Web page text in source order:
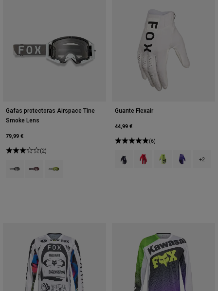
Gafas protectoras Airspace Tine
Smoke Lens
79,99 €
(2)
Product swatch type of Rojo arándano.
Product swatch type of Amarillo fluorescente.
Guante Flexair
44,99 €
(6)
Product swatch type of Negro.
Product swatch type of
Product swatch
Product+2